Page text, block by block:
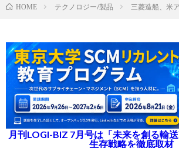
HOME テクノロジー/製品 三菱造船、米
月刊LOGI-BIZ 7月号は「未来を創る輸
生存戦略を徹底取材